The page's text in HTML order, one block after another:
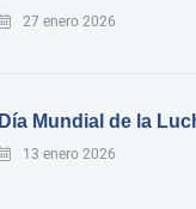
27 enero 2026
Día Mundial de la
13 enero 2026